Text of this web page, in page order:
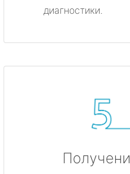
диагностики.